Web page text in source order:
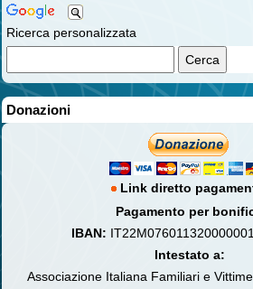
Ricerca personalizzata
Donazioni
Link diretto
Pagamento per
IBAN:
Intestato a:
Associazione Italiana Familiari e